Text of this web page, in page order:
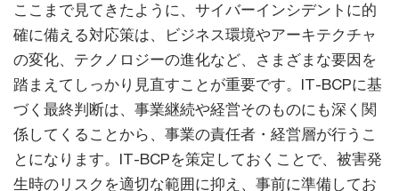
ここまで見てきたように、サイバーインシデントに的
確に備える対応策は、ビジネス環境やアーキテクチャ
の変化、テクノロジーの進化など、さまざまな要因を
踏まえてしっかり見直すことが重要です。IT-BCPに基
づく最終判断は、事業継続や経営そのものにも深く関
係してくることから、事業の責任者・経営層が行うこ
とになります。IT-BCPを策定しておくことで、被害発
生時のリスクを適切な範囲に抑え、事前に準備してお